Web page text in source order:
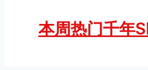
本周热门千年